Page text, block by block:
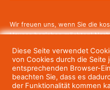
Wir freuen uns, wenn Sie die
Hauses beziehen möchten!
um die Newsletter-Anmeldung
Gratis-News irgendwann nicht
Siesich jederzeit einfach
Diese Seite verwendet
von Cookies durch die Seite
entsprechenden Browser-
beachten Sie, dass es
der Funktionalität kommen